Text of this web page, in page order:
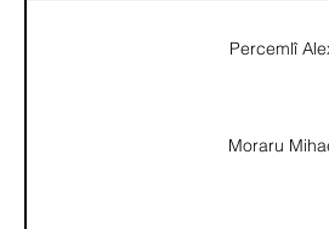
Percemlî
Moraru